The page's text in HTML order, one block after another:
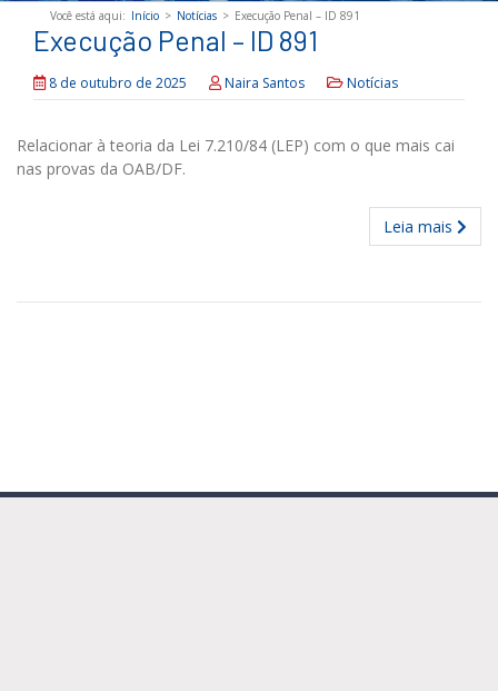
Você está aqui: Início > Notícias > Execução Penal – ID 891
Execução Penal – ID 891
8 de outubro de 2025 Naira Santos Notícias
Relacionar à teoria da Lei 7.210/84 (LEP) com o que mais cai
nas provas da OAB/DF.
Leia mais